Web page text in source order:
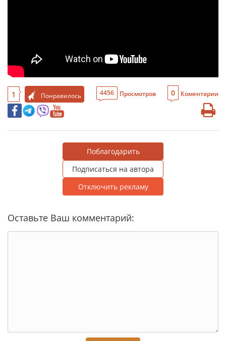
1 Понравилось 4456 Просмотров 0 Коментарии
Поблагодарить
Подписаться на автора
Отключить рекламу
Оставьте Ваш комментарий: